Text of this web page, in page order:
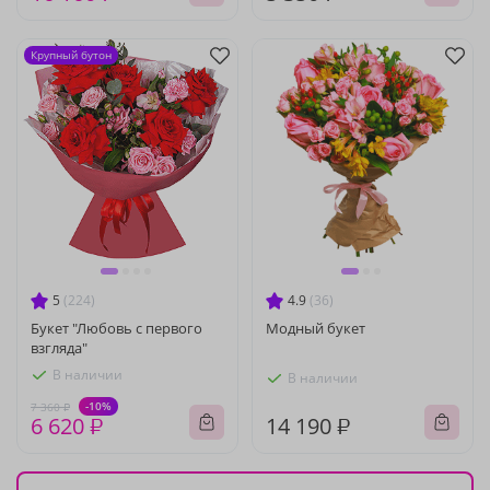
5 (224)
Букет "Любовь с первого
взгляда"
В наличии
7 360 ₽ -10%
6 620 ₽
Крупный бутон
4.9 (36)
Модный букет
В наличии
14 190 ₽